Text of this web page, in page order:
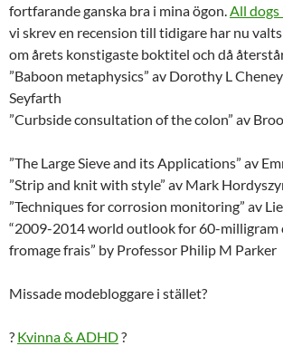
fortfarande ganska bra i mina ögon.All
vi skrev en recension till tidigare har nu
om årets konstigaste boktitel och då
”Baboon metaphysics” av Dorothy L
Seyfarth
”Curbside consultation of the colon” av
”The Large Sieve and its Applications” av
”Strip and knit with style” av Mark
”Techniques for corrosion monitoring” av
“2009-2014 world outlook for 60-milligram
fromage frais” by Professor Philip M Parker
Missade modebloggare i stället?
? Kvinna & ADHD?